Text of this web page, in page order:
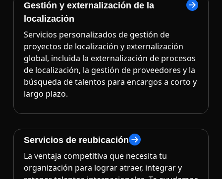
Gestión y externalización de la
localización
Servicios personalizados de gestión de
proyectos de localización y externalización
global, incluida la externalización de procesos
de localización, la gestión de proveedores y la
búsqueda de talentos para encargos a corto y
largo plazo.
Servicios de reubicación
La ventaja competitiva que necesita tu
organización para lograr atraer, integrar y